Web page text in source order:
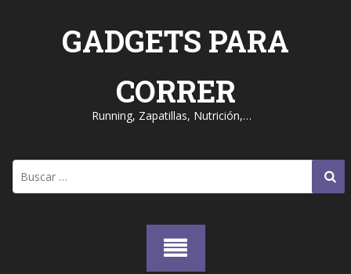
GADGETS PARA
CORRER
Running, Zapatillas, Nutrición,…